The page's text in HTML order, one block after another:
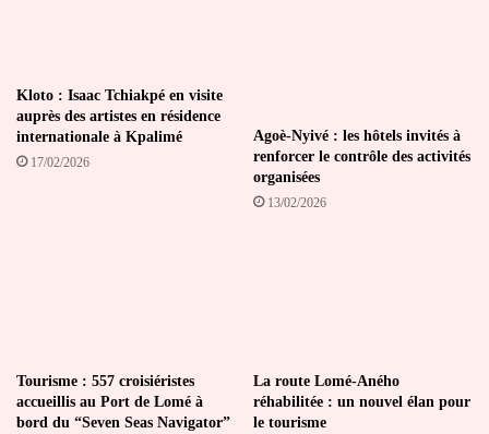
Kloto : Isaac Tchiakpé en visite
auprès des artistes en résidence
internationale à Kpalimé
17/02/2026
Agoè-Nyivé : les hôtels invités à
renforcer le contrôle des activités
organisées
13/02/2026
Tourisme : 557 croisiéristes
accueillis au Port de Lomé à
bord du “Seven Seas Navigator”
La route Lomé-Aného
réhabilitée : un nouvel élan pour
le tourisme